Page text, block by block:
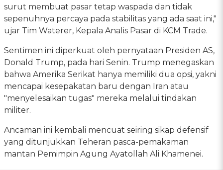
surut membuat pasar tetap waspada dan tidak
sepenuhnya percaya pada stabilitas yang ada saat ini,"
ujar Tim Waterer, Kepala Analis Pasar di KCM Trade.
Sentimen ini diperkuat oleh pernyataan Presiden AS,
Donald Trump, pada hari Senin. Trump menegaskan
bahwa Amerika Serikat hanya memiliki dua opsi, yakni
mencapai kesepakatan baru dengan Iran atau
"menyelesaikan tugas" mereka melalui tindakan
militer.
Ancaman ini kembali mencuat seiring sikap defensif
yang ditunjukkan Teheran pasca-pemakaman
mantan Pemimpin Agung Ayatollah Ali Khamenei.